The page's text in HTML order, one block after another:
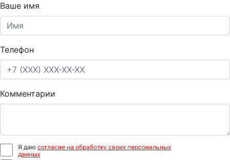
Ваше имя
Телефон
Комментарии
Я даю согласие на обработку своих персональных
данных